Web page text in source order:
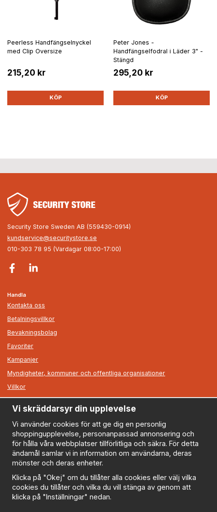
Peerless Handfängselnyckel
med Clip Oversize
215,20 kr
KÖP
Peter Jones -
Handfängselfodral i Läder 3" -
Stängd
295,20 kr
KÖP
Security Store Sweden AB (559430-0914)
kundservice@securitystore.se
010-303 78 95 (Vardagar 08:00-17:00)
Handla
Kontakta oss
Betalningsvillkor
Bevakningsbolag
Favoriter
Kampanjer
Myndigheter, kommuner och offentliga organisationer
Villkor
Information
Om oss
Nyheter
Nyhetsbrev
Logga in
Om cookies
Cookie inställningar
Policy
Vi skräddarsyr din upplevelse
Vi använder cookies för att ge dig en personlig
shoppingupplevelse, personanpassad annonsering och
för hålla våra webbplatser tillförlitliga och säkra. För detta
ändamål samlar vi in information om användarna, deras
mönster och deras enheter.
Klicka på "Okej" om du tillåter alla cookies eller välj vilka
cookies du tillåter och vilka du vill stänga av genom att
klicka på "Inställningar" nedan.